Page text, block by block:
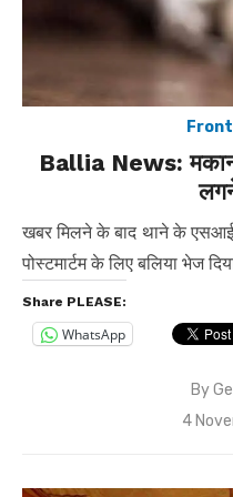
Ballia News:
खबर मिलने के बाद थाने के
पोस्टमार्टम के लिए बलिया भेज
Share PLEASE:
WhatsApp
By
Posted
4